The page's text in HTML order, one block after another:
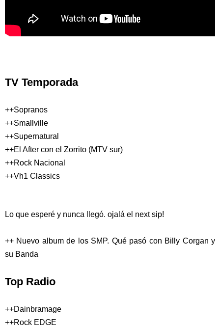
TV Temporada
++Sopranos
++Smallville
++Supernatural
++El After con el Zorrito (MTV sur)
++Rock Nacional
++Vh1 Classics
Lo que esperé y nunca llegó. ojalá el next sip!
++ Nuevo album de los SMP. Qué pasó con Billy Corgan y
su Banda
Top Radio
++Dainbramage
++Rock EDGE